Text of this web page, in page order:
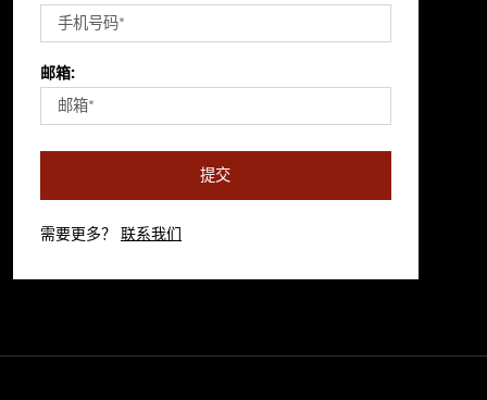
邮箱:
提交
需要更多？ 联系我们